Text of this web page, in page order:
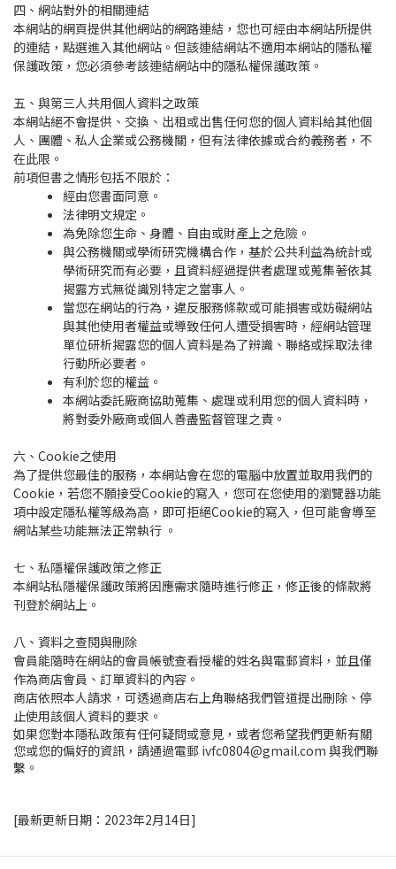
四、網站對外的相關連結
本網站的網頁提供其他網站的網路連結，您也可經由本網站所提供
的連結，點選進入其他網站。但該連結網站不適用本網站的隱私權
保護政策，您必須參考該連結網站中的隱私權保護政策。
五、與第三人共用個人資料之政策
本網站絕不會提供、交換、出租或出售任何您的個人資料給其他個
人、團體、私人企業或公務機關，但有法律依據或合約義務者，不
在此限。
前項但書之情形包括不限於：
經由您書面同意。
法律明文規定。
為免除您生命、身體、自由或財產上之危險。
與公務機關或學術研究機構合作，基於公共利益為統計或
學術研究而有必要，且資料經過提供者處理或蒐集著依其
揭露方式無從識別特定之當事人。
當您在網站的行為，違反服務條款或可能損害或妨礙網站
與其他使用者權益或導致任何人遭受損害時，經網站管理
單位研析揭露您的個人資料是為了辨識、聯絡或採取法律
行動所必要者。
有利於您的權益。
本網站委託廠商協助蒐集、處理或利用您的個人資料時，
將對委外廠商或個人善盡監督管理之責。
六、Cookie之使用
為了提供您最佳的服務，本網站會在您的電腦中放置並取用我們的
Cookie，若您不願接受Cookie的寫入，您可在您使用的瀏覽器功能
項中設定隱私權等級為高，即可拒絕Cookie的寫入，但可能會導至
網站某些功能無法正常執行 。
七、私隱權保護政策之修正
本網站私隱權保護政策將因應需求隨時進行修正，修正後的條款將
刊登於網站上。
八、資料之查閱與刪除
會員能隨時在網站的會員帳號查看授權的姓名與電郵資料，並且僅
作為商店會員、訂單資料的內容。
商店依照本人請求，可透過商店右上角聯絡我們管道提出刪除、停
止使用該個人資料的要求。
如果您對本隱私政策有任何疑問或意見，或者您希望我們更新有關
您或您的偏好的資訊，請通過電郵 ivfc0804@gmail.com 與我們聯
繫。
[最新更新日期：2023年2月14日]